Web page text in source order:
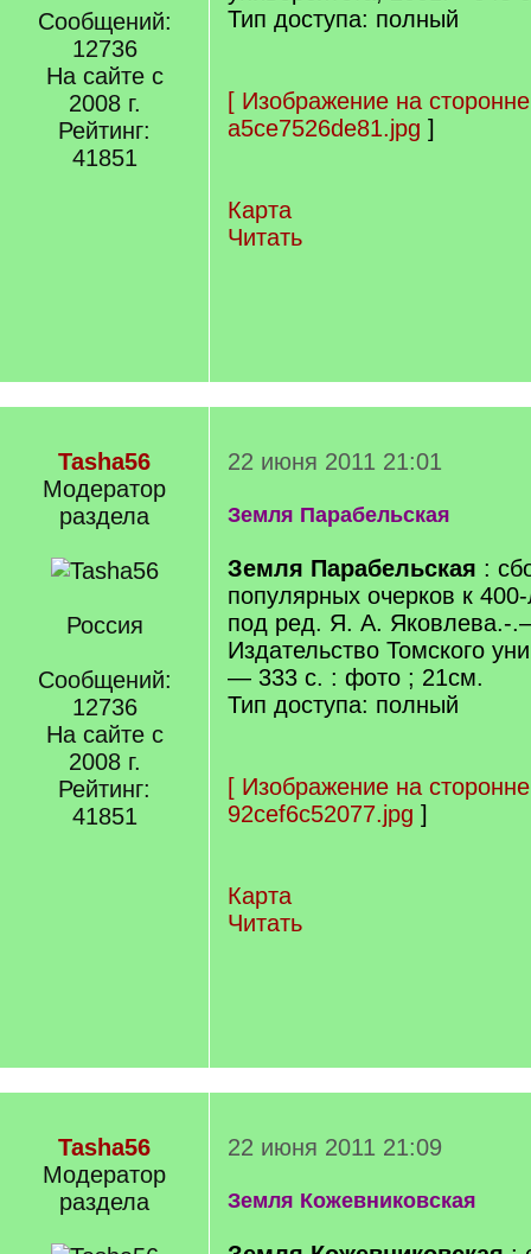
Сообщений:
12736
На сайте с
2008 г.
Рейтинг:
41851
Тип доступа: полный
[ Изображение на
a5ce7526de81.jpg ]
Карта
Читать
Tasha56
Модератор
раздела
Россия
Сообщений:
12736
На сайте с
2008 г.
Рейтинг:
41851
22 июня 2011 21:01
Земля Парабельская
Земля Парабельская :
популярных очерков к
под ред. Я. А. Яковлева.-
Издательство Томского
— 333 с. : фото ; 21см.
Тип доступа: полный
[ Изображение на
92cef6c52077.jpg ]
Карта
Читать
Tasha56
Модератор
раздела
22 июня 2011 21:09
Земля Кожевниковская